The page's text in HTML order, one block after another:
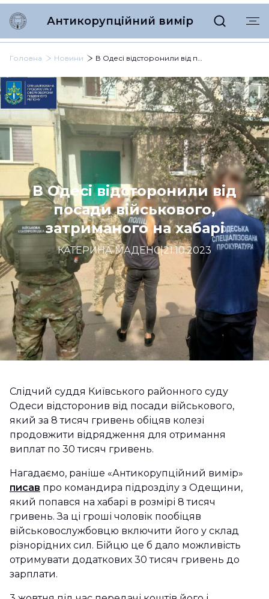
Антикорупційний вимір
Головна Новини В Одесі відсторонили від посади військового, затриманого на хабарі
В Одесі відсторонили від
посади військового,
затриманого на хабарі
КАТЕРИНА МАДЕНС|21.10.2023
Слідчий суддя Київського районного суду
Одеси відсторонив від посади військового,
який за 8 тисяч гривень обіцяв колезі
продовжити відрядження для отримання
виплат по 30 тисяч гривень.
Нагадаємо, раніше «Антикорупційний вимір»
писав про командира підрозділу з Одещини,
який попався на хабарі в розмірі 8 тисяч
гривень. За ці гроші чоловік пообіцяв
військовослужбовцю включити його у склад
різнорідних сил. Бійцю це б дало можливість
отримувати додаткових 30 тисяч гривень до
зарплати.